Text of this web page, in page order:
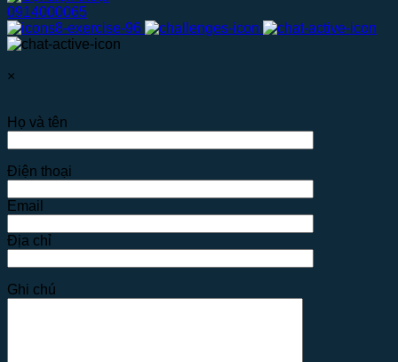
0914000065
×
Họ và tên
Điện thoại
Email
Địa chỉ
Ghi chú